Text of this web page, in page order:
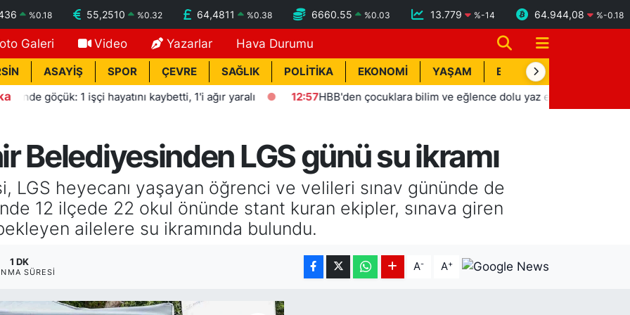
%0.18 55,2510 %0.32 64,4811 %0.38 6660.55 %0.03 13.779 %-14 64.944,08 %-0.18
Galeri Video Yazarlar Hava Durumu
ASAYİŞ SPOR ÇEVRE SAĞLIK POLİTİKA EKONOMİ YAŞAM BİK İLAN
1 işçi hayatını kaybetti, 1'i ağır yaralı 12:57HBB'den çocuklara bilim ve eğlence dolu yaz etkinlikleri
Belediyesinden LGS günü su ikramı
LGS heyecanı yaşayan öğrenci ve velileri sınav gününde de
12 ilçede 22 okul önünde stant kuran ekipler, sınava giren
ailelere su ikramında bulundu.
1 DK
SÜRESI A- A+